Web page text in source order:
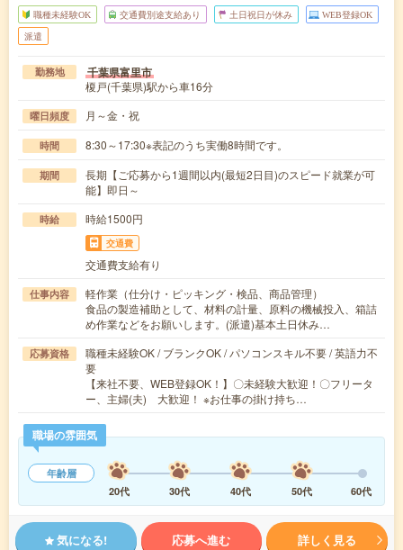
職種未経験OK 交通費別途支給あり 土日祝日が休み WEB登録OK
派遣
勤務地 千葉県富里市
榎戸(千葉県)駅から車16分
曜日頻度 月～金・祝
時間 8:30～17:30※表記のうち実働8時間です。
期間
長期【ご応募から1週間以内(最短2日目)のスピード就業が可
能】即日～
時給 時給1500円
交通費
交通費支給有り
仕事内容
軽作業（仕分け・ピッキング・検品、商品管理）
食品の製造補助として、材料の計量、原料の機械投入、箱詰
め作業などをお願いします。(派遣)基本土日休み…
応募資格
職種未経験OK / ブランクOK / パソコンスキル不要 / 英語力不
要
【来社不要、WEB登録OK！】〇未経験大歓迎！〇フリータ
ー、主婦(夫) 大歓迎！ ※お仕事の掛け持ち…
職場の雰囲気
年齢層
20代
30代 40代 50代 60代
気になる! 応募へ進む 詳しく見る